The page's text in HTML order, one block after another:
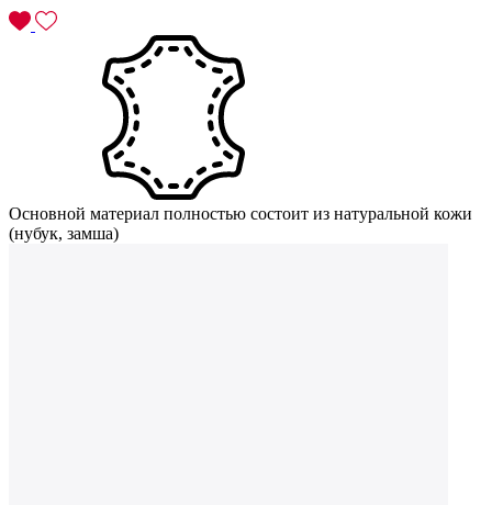
Основной материал полностью состоит из натуральной кожи
(нубук, замша)